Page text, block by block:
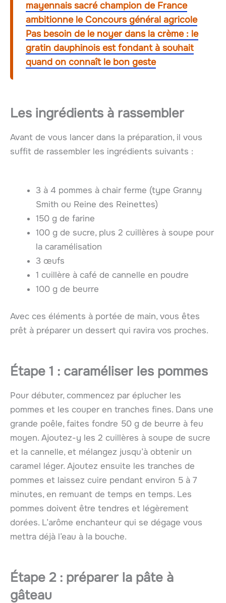
mayennais sacré champion de France
ambitionne le Concours général agricole
Pas besoin de le noyer dans la crème : le
gratin dauphinois est fondant à souhait
quand on connaît le bon geste
Les ingrédients à rassembler
Avant de vous lancer dans la préparation, il vous
suffit de rassembler les ingrédients suivants :
3 à 4 pommes à chair ferme (type Granny
Smith ou Reine des Reinettes)
150 g de farine
100 g de sucre, plus 2 cuillères à soupe pour
la caramélisation
3 œufs
1 cuillère à café de cannelle en poudre
100 g de beurre
Avec ces éléments à portée de main, vous êtes
prêt à préparer un dessert qui ravira vos proches.
Étape 1 : caraméliser les pommes
Pour débuter, commencez par éplucher les
pommes et les couper en tranches fines. Dans une
grande poêle, faites fondre 50 g de beurre à feu
moyen. Ajoutez-y les 2 cuillères à soupe de sucre
et la cannelle, et mélangez jusqu’à obtenir un
caramel léger. Ajoutez ensuite les tranches de
pommes et laissez cuire pendant environ 5 à 7
minutes, en remuant de temps en temps. Les
pommes doivent être tendres et légèrement
dorées. L’arôme enchanteur qui se dégage vous
mettra déjà l’eau à la bouche.
Étape 2 : préparer la pâte à
gâteau